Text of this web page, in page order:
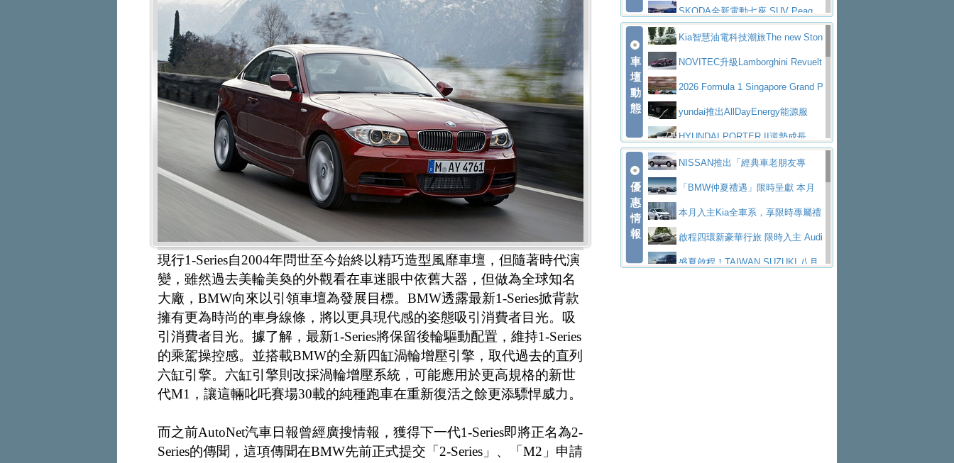
現行1-Series自2004年問世至今始終以精巧造型風靡車壇，但隨著時代演
變，雖然過去美輪美奐的外觀看在車迷眼中依舊大器，但做為全球知名
大廠，BMW向來以引領車壇為發展目標。BMW透露最新1-Series掀背款
擁有更為時尚的車身線條，將以更具現代感的姿態吸引消費者目光。吸
引消費者目光。據了解，最新1-Series將保留後輪驅動配置，維持1-Series
的乘駕操控感。並搭載BMW的全新四缸渦輪增壓引擎，取代過去的直列
六缸引擎。六缸引擎則改採渦輪增壓系統，可能應用於更高規格的新世
代M1，讓這輛叱吒賽場30載的純種跑車在重新復活之餘更添驃悍威力。
而之前AutoNet汽車日報曾經廣搜情報，獲得下一代1-Series即將正名為2-
Series的傳聞，這項傳聞在BMW先前正式提交「2-Series」、「M2」申請
美國與瑞士需求成關鍵推手
The all-new T-Roc 魅力 自成焦點
Maserati GT2 Stradale「Tribute to
MC12」全球首度亮相
迎接 RANGE ROVER 品牌家族第
五位成員 全新 RANGE ROVER GT 預告登
場
造型華麗時尚、科技座艙再進化，P
eugeot 208小改款發表上市94.8萬起
裝更銳利的造型、更先進的資訊娛樂系統及
更高效的動力
SKODA全新電動七座 SUV Peaq
問世，擁有品牌史上最寬敞且豪華的座艙
AUDI推出首款高性能油電超跑Nuvo
lari，0到100公里加速2.6秒、極速350公里
／小時
百年三叉戟傳奇再啟程 Maserati 重
返 1000 Miglia 傳承競速榮耀
法拉利首款純電跑車Luce亮相，最
大馬力超過1000匹並具備530公里最大續航
里程
小車大空間、座艙科技更先進，SK
ODA發表全新純電跨界休旅Eipq祭平民化車
價89萬起
賓士AMG.EA專屬平台首作，Merc
edes-AMG 全新GT 4-Door Coupe全球首發
福斯推出首款GTI純電性能掀背ID.
Polo GTI，擁有226匹馬力和零百加速 6.8
秒的實力
Jaguar 公布四門 GT車款正式車名
為JAGUAR TYPE 01
終於跟上進度，LEXUS發表首款三
排六座純電旗艦休旅 TZ
有錢也買不到的Golf R！福斯打造
全新Golf R 24h賽車將挑戰紐柏林24小時耐
SKODA公布全新小型純電跨界休旅
車
壇
動
態
Kia智慧油電科技潮旅The new Ston
ic 1-7月累計銷量創歷史新高
NOVITEC升級Lamborghini Revuelt
o 綜效輸出增至1,048匹
2026 Formula 1 Singapore Grand P
rix 新加坡大獎賽 Audi 極速之旅開放報名
yundai推出AllDayEnergy能源服
務 讓電動車化身行動儲能系統
HYUNDAI PORTER II逆勢成長，
勇奪中型貨車銷售冠軍
父親節霸氣獻禮！PGO 威力125 最
低入手價 $60,900 起 省油ｘ安全ｘ大空間
陪爸爸輕鬆
福斯商旅挺頭家 推出「德系質感 精
算圓夢」專案和運租車榮獲國家品牌玉山獎 以智
慧移動與綠能創新
Volvo Trucks 承諾成為高科技供應
鏈的可靠夥伴XFORCE攜手臺南祀典大天后宮 試
優
惠
情
報
NISSAN推出「經典車老朋友專
案」 以匠人精神煥新珍品座駕
「BMW仲夏禮遇」限時呈獻 本月
入主即享尊榮豪華五星假期 多元優購方案
同步實施
本月入主Kia全車系，享限時專屬禮
遇 啟程四環新豪華行旅 限時入主 Audi
A6 旗艦陣容 低月付5,888元起及3 年乙式險
盛夏啟程！TAIWAN SUZUKI 八月